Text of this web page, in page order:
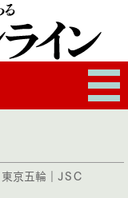
東京五輪 ｜ ＪＳＣ